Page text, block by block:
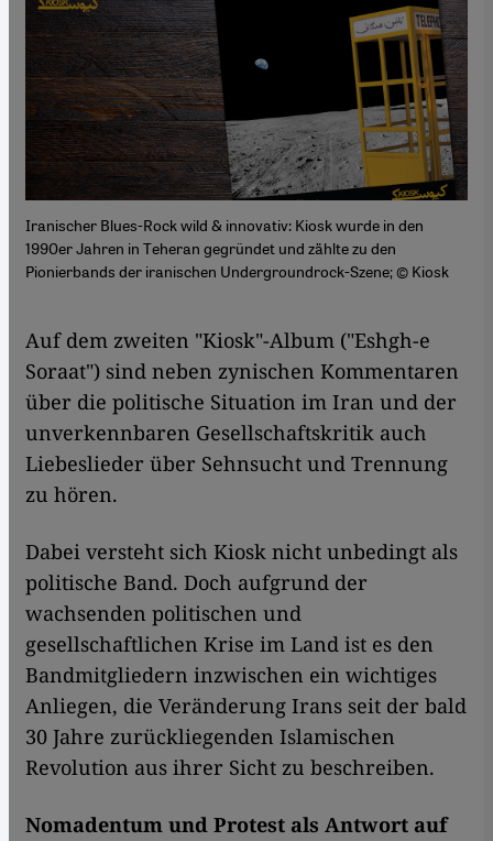
Iranischer Blues-Rock wild & innovativ: Kiosk wurde in den
1990er Jahren in Teheran gegründet und zählte zu den
Pionierbands der iranischen Undergroundrock-Szene; © Kiosk
Auf dem zweiten "Kiosk"-Album ("Eshgh-e
Soraat") sind neben zynischen Kommentaren
über die politische Situation im Iran und der
unverkennbaren Gesellschaftskritik auch
Liebeslieder über Sehnsucht und Trennung
zu hören.
Dabei versteht sich Kiosk nicht unbedingt als
politische Band. Doch aufgrund der
wachsenden politischen und
gesellschaftlichen Krise im Land ist es den
Bandmitgliedern inzwischen ein wichtiges
Anliegen, die Veränderung Irans seit der bald
30 Jahre zurückliegenden Islamischen
Revolution aus ihrer Sicht zu beschreiben.
Nomadentum und Protest als Antwort auf